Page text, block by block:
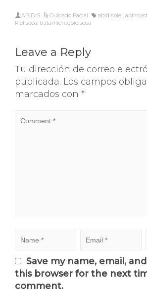
ABIDIS Cuidado Facial abidispiel,
Piel seca, tratamientopielseca
Leave a Reply
Tu dirección de correo
publicada. Los campos
marcados con *
Save my name, email,
this browser for the next
comment.